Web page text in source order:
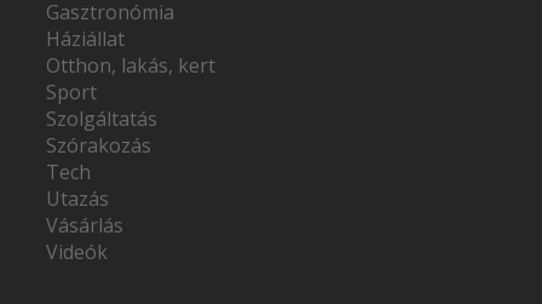
Gasztronómia
Háziállat
Otthon, lakás, kert
Sport
Szolgáltatás
Szórakozás
Tech
Utazás
Vásárlás
Videók